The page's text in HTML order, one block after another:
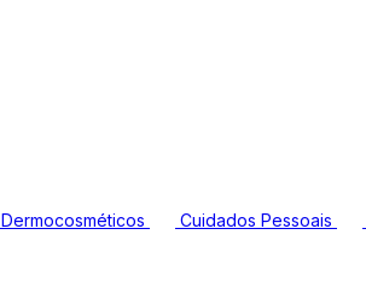
Dermocosméticos Cuidados Pessoais